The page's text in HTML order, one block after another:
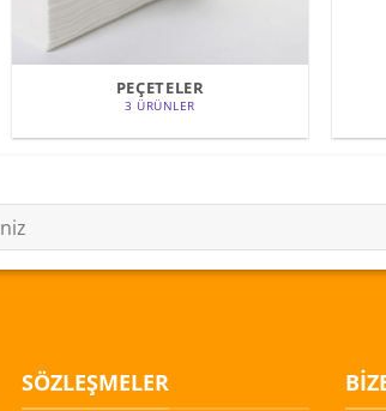
PEÇETELER
3 ÜRÜNLER
SÖZLEŞMELER